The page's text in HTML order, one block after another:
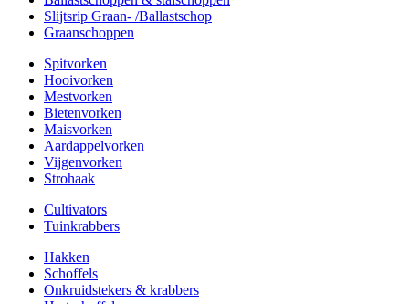
Slijtsrip Graan- /Ballastschop
Graanschoppen
Spitvorken
Hooivorken
Mestvorken
Bietenvorken
Maisvorken
Aardappelvorken
Vijgenvorken
Strohaak
Cultivators
Tuinkrabbers
Hakken
Schoffels
Onkruidstekers & krabbers